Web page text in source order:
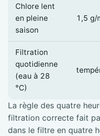
Chlore lent
en pleine
saison
1,5 g/
Filtration
quotidienne
(eau à 28
°C)
La règle des quatre
filtration correcte fait
dans le filtre en quatre